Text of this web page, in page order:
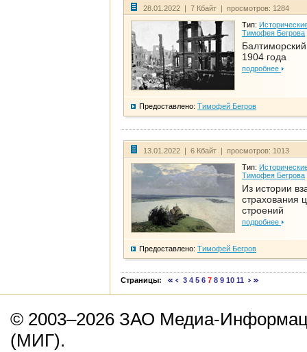
28.01.2022 | 7 Кбайт | просмотров: 1284
Тип:
Тимофея Бегрова
1904 года
подробнее
Предоставлено: Тимофей Бегров
13.01.2022 | 6 Кбайт | просмотров: 1013
Тип:
Тимофея Бегрова
Из истории
страхования
строений
подробнее
Предоставлено: Тимофей Бегров
Страницы: 3 4 5 6 7 8 9 10 11
© 2003–2026 ЗАО Медиа-
(МИГ).